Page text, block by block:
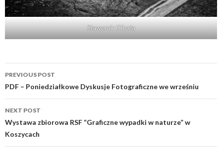
Sławomir Gibała
Post
navigation
PREVIOUS POST
PDF – Poniedziałkowe Dyskusje Fotograficzne we wrześniu
NEXT POST
Wystawa zbiorowa RSF “Graficzne wypadki w naturze” w
Koszycach